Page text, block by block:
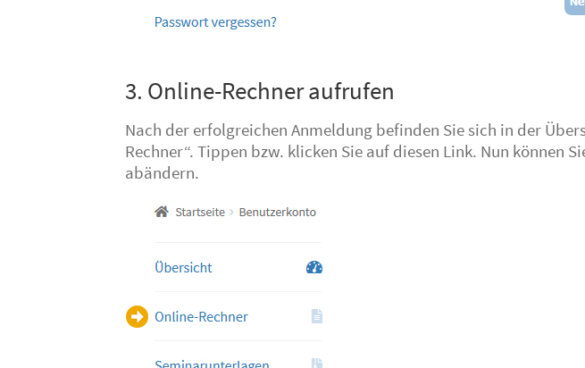
3. Online-Rechner aufrufen
Nach der erfolgreichen Anmeldung befinden Sie sich in der
Rechner“. Tippen bzw. klicken Sie auf diesen Link. Nun können
abändern.